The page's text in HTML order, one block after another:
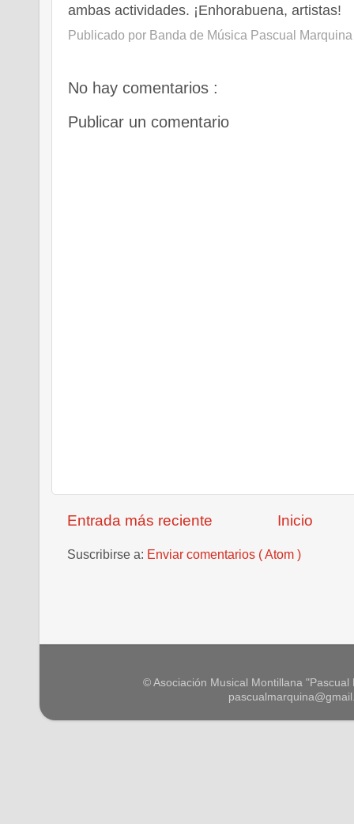
ambas actividades. ¡Enhorabuena, artistas!
Publicado por Banda de Música Pascual Marquina
No hay comentarios :
Publicar un comentario
Entrada más reciente Inicio
Suscribirse a: Enviar comentarios ( Atom )
© Asociación Musical Montillana